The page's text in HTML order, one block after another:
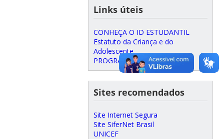
Links úteis
CONHEÇA O ID ESTUDANTIL
Estatuto da Criança e do
Adolescente
PROGRAMA PÉ DE MEIA
Sites recomendados
Site Internet Segura
Site SiferNet Brasil
UNICEF